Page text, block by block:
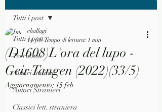
Tutti i post
Territorio
Autori Italiani
Autori Stranieri
Classici lett. straniera
Tutti i post
(D1608)L'ora del lupo -
Geir Tangen (2022)(33/5)
challagi
14 feb Tempo di lettura: 1 min
Aggiornamento: 15 feb